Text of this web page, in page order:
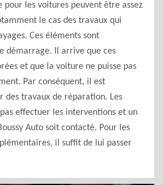
pour les voitures peuvent être assez
le cas des travaux qui
Ces éléments sont
démarrage. Il arrive que ces
et que la voiture ne puisse pas
Par conséquent, il est
des travaux de réparation. Les
effectuer les interventions et un
Auto soit contacté. Pour les
il suffit de lui passer